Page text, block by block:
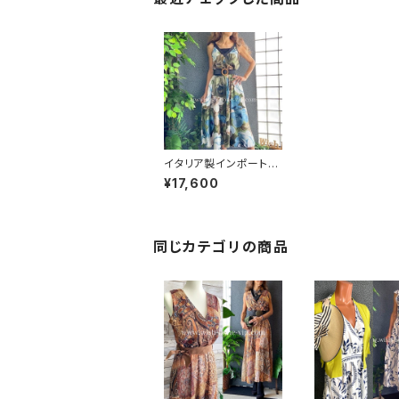
イタリア製インポートロ
ングワンピース・ロング
ドレス・ミモレワンピー
¥17,600
同じカテゴリの商品